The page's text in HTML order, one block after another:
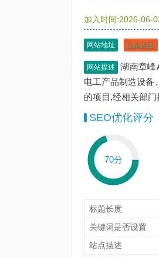
加入时间:2026-06-
网站地址 点击访问
网站描述
湖南章峰
电工产品制造设备
的项目,经相关部门
SEO优化评分
70分
标题长度
关键词是否设置
站点描述